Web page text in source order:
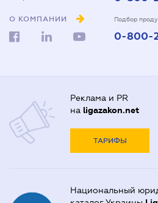
О КОМПАНИИ Подбор
0-800-
Реклама и PR
на ligazakon.net
ТАРИФЫ
Национальный